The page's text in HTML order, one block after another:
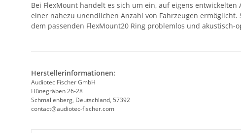
Bei FlexMount handelt es sich um ein, auf eigens
einer nahezu unendlichen Anzahl von Fahrzeugen
dem passenden FlexMount20 Ring problemlos und
Herstellerinformationen:
Audiotec Fischer GmbH
Hünegräben 26-28
Schmallenberg, Deutschland, 57392
contact@audiotec-fischer.com